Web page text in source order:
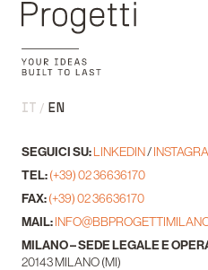
IT EN
SEGUICI SU:LINKEDIN/
TEL:(+39) 02 36636170
FAX:(+39) 02 36636170
MAIL:
MILANO – SEDE LEGALE E
20143 MILANO (MI)